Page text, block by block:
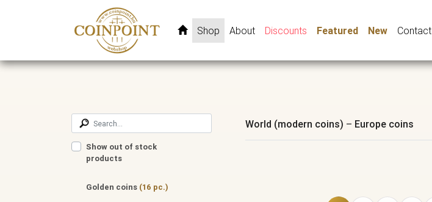
Shop About Discounts Featured New Contact
Show out of stock
products
Golden coins (16 pc.)
World (modern coins) – Europe coins